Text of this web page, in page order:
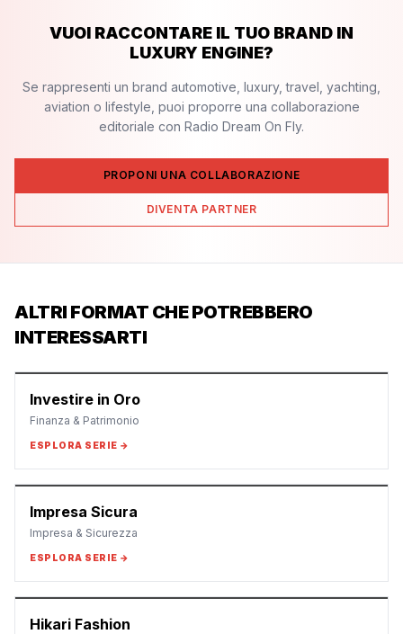
VUOI RACCONTARE IL TUO BRAND IN
LUXURY ENGINE?
Se rappresenti un brand automotive, luxury, travel, yachting,
aviation o lifestyle, puoi proporre una collaborazione
editoriale con Radio Dream On Fly.
PROPONI UNA COLLABORAZIONE
DIVENTA PARTNER
ALTRI FORMAT CHE POTREBBERO
INTERESSARTI
Investire in Oro
Finanza & Patrimonio
ESPLORA SERIE →
Impresa Sicura
Impresa & Sicurezza
ESPLORA SERIE →
Hikari Fashion